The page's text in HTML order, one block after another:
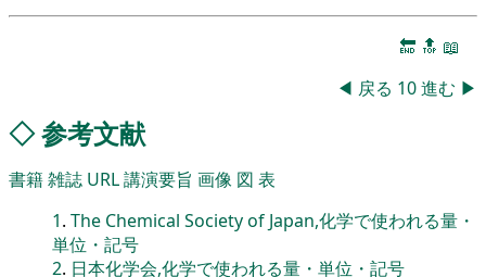
🔚 🔝 📖
◀ 戻る 10進む ▶
◇参考文献
書籍雑誌 URL講演要旨 画像 図 表
1. The Chemical Society of Japan,化学で使われる量・
単位・記号
2. 日本化学会,化学で使われる量・単位・記号